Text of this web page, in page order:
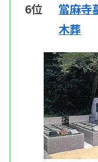
6位
當麻寺
木葬